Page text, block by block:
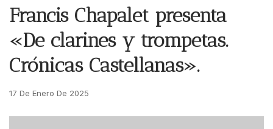
Francis Chapalet presenta
«De clarines y trompetas.
Crónicas Castellanas».
17 De Enero De 2025